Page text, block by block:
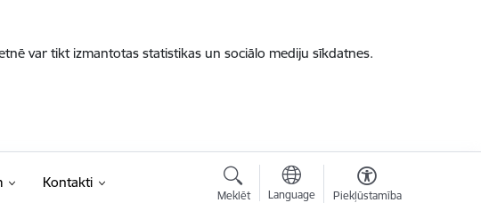
var tikt izmantotas statistikas un sociālo mediju sīkdatnes.
Kontakti
Meklēt Language Piekļūstamība